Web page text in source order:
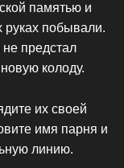
памятью и
руках побывали.
предстал
колоду.
их своей
имя парня и
линию.